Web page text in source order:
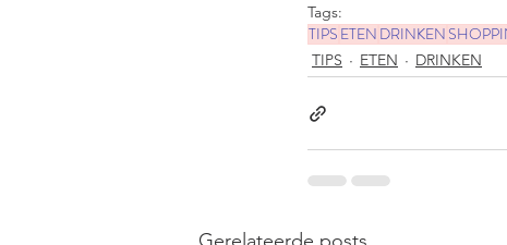
Tags:
TIPS ETEN DRINKEN
TIPS ETEN DRINKEN